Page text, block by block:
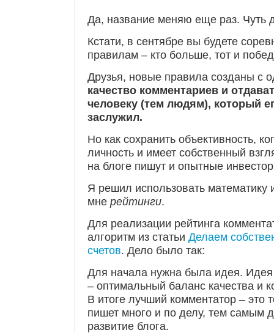
Да, название меняю еще раз. Чуть
Кстати, в сентябре вы будете
правилам – кто больше, тот и
Друзья, новые правила созданы с
качество комментариев и
человеку (тем людям), который
заслужил.
Но как сохранить объективность,
личность и имеет собственный
на блоге пишут и опытные
Я решил использовать
мне рейтинги.
Для реализации рейтинга
алгоритм из статьи Делаем
счетов. Дело было так:
Для начала нужна была идея. Идея
– оптимальный баланс качества и
В итоге лучший комментатор – это
пишет много и по делу, тем самым
развитие блога.